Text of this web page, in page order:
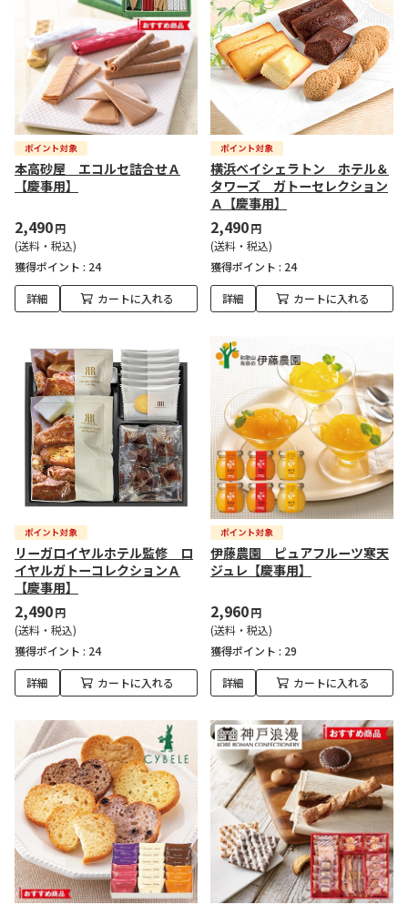
本高砂屋 エコルセ詰合せＡ
【慶事用】
2,490円
(送料・税込)
獲得ポイント : 24
詳細 カートに入れる
横浜ベイシェラトン ホテル＆
タワーズ ガトーセレクション
Ａ【慶事用】
2,490円
(送料・税込)
獲得ポイント : 24
詳細 カートに入れる
リーガロイヤルホテル監修 ロ
イヤルガトーコレクションＡ
【慶事用】
2,490円
(送料・税込)
獲得ポイント : 24
詳細 カートに入れる
伊藤農園 ピュアフルーツ寒天
ジュレ【慶事用】
2,960円
(送料・税込)
獲得ポイント : 29
詳細 カートに入れる